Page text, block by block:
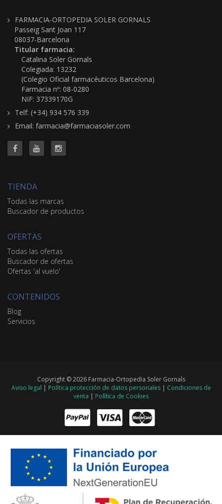
FARMACIA-ORTOPEDIA SOLER GORNALS
Passeig Sant Joan 117
08037-Barcelona
Titular farmacia:
Catalina Soler Gornals
Colegiada: 13232
(Colegio Oficial farmacéuticos Barcelona)
Farmacia nº: 08-0280
NIF: 37339170G
Telf: (+34) 934 576 339
Email: farmacia@farmaciasoler.com
TIENDA
Todas las marcas
Buscador de productos
OFERTAS
Todas las ofertas
Buscador de ofertas
Ofertas 'al vuelo'
CONTENIDOS
Blog
Servicios
Copyright © 2026 Farmacia-Ortopedia Soler Gornals
Aviso legal | Política protección de datos personales| Condiciones de
venta | Política de Cookies